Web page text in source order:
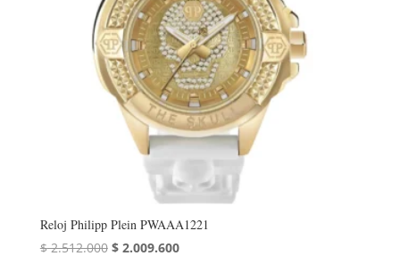
Reloj Philipp Plein PWAAA1221
$2.512.000 El
$2.009.600El